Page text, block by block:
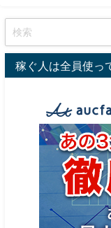
稼ぐ人は全員使っ